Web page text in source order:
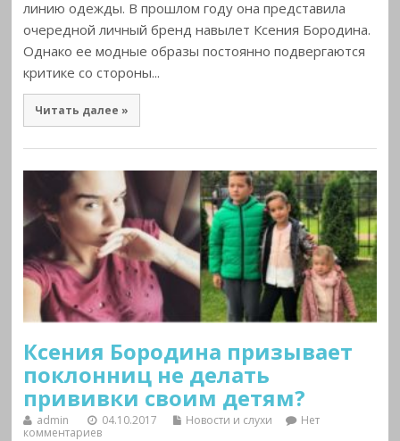
линию одежды. В прошлом году она представила
очередной личный бренд навылет Ксения Бородина.
Однако ее модные образы постоянно подвергаются
критике со стороны...
Читать далее »
Ксения Бородина призывает
поклонниц не делать
прививки своим детям?
admin 04.10.2017 Новости и слухи
Нет
комментариев